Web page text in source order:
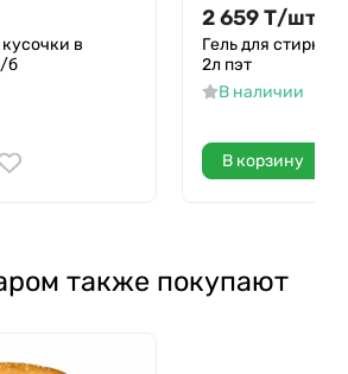
в
б
2 659Т/шт.
Гель для стирки
2л пэт
В наличии
В корзину
также покупают